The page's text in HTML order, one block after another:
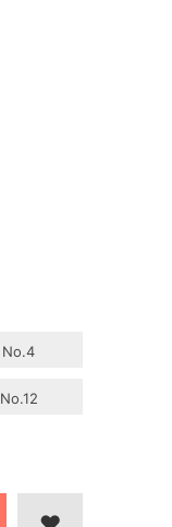
No.4
No.12